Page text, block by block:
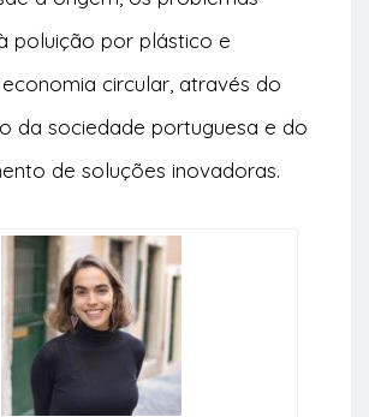
poluição por plástico e
circular, através do
da sociedade portuguesa e do
de soluções inovadoras.